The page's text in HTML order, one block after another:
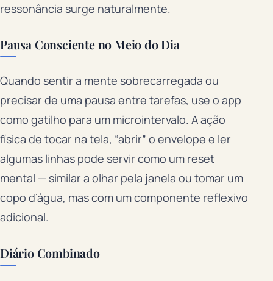
ressonância surge naturalmente.
Pausa Consciente no Meio do Dia
Quando sentir a mente sobrecarregada ou
precisar de uma pausa entre tarefas, use o app
como gatilho para um microintervalo. A ação
física de tocar na tela, “abrir” o envelope e ler
algumas linhas pode servir como um reset
mental — similar a olhar pela janela ou tomar um
copo d’água, mas com um componente reflexivo
adicional.
Diário Combinado